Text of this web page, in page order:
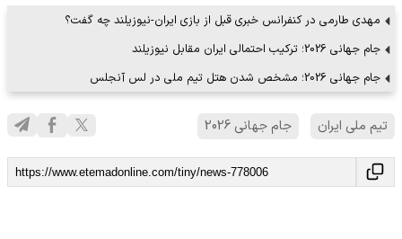
مهدی طارمی در کنفرانس خبری قبل از بازی ایران-نیوزیلند چه گفت؟
جام جهانی 2026؛ ترکیب احتمالی ایران مقابل نیوزیلند
جام جهانی 2026؛ مشخص شدن هتل تیم ملی در لس آنجلس
تیم ملی ایران جام جهانی 2026